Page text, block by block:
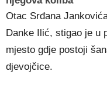
Otac Srđana
Danke Ilić, stigao je u
mjesto gdje postoji
djevojčice.